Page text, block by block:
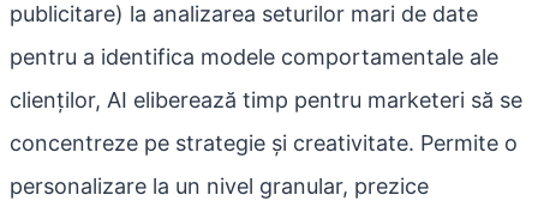
publicitare) la analizarea seturilor mari de date
pentru a identifica modele comportamentale ale
clienților, AI eliberează timp pentru marketeri să se
concentreze pe strategie și creativitate. Permite o
personalizare la un nivel granular, prezice